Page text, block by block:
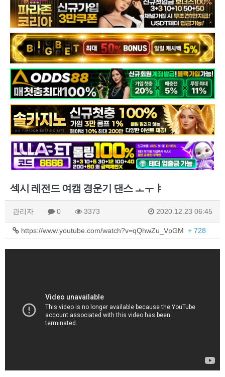
섹시 레전드 여캠 경운기 댄스 ㅗㅜㅑ
관리자 0 3373 2020.12.23 06:45
https://www.youtube.com/watch?v=qQhwZu_VpGM + 728